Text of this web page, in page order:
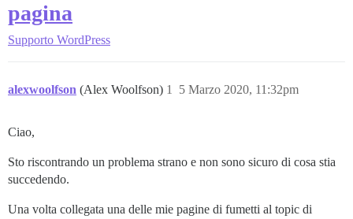
pagina
Supporto WordPress
alexwoolfson (Alex Woolfson) 5 Marzo 2020, 11:32pm
1
Ciao,
Sto riscontrando un problema strano e non sono sicuro di cosa stia
succedendo.
Una volta collegata una delle mie pagine di fumetti al topic di